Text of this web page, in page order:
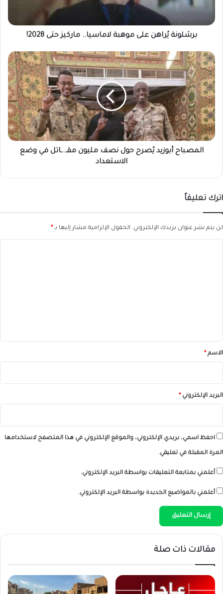
برشلونة يُراهن على موهبة لاماسيا.. ماركيز حتى 2028!
المصباح
أبوزيد
يُصرح
حول
نصف
مليون
مقـ..ـاتل
في
وضع
الاستعداد
المصباح أبوزيد يُصرح حول نصف مليون مقـ..ـاتل في وضع
الاستعداد
اترك تعليقاً
لن يتم نشر عنوان بريدك الإلكتروني. الحقول الإلزامية مشار إليها بـ *
*الاسم *
البريد الإلكتروني *
احفظ اسمي، بريدي الإلكتروني، والموقع الإلكتروني في هذا المتصفح لاستخدامها
المرة المقبلة في تعليقي.
أعلمني بمتابعة التعليقات بواسطة البريد الإلكتروني.
أعلمني بالمواضيع الجديدة بواسطة البريد الإلكتروني.
مقالات ذات صلة